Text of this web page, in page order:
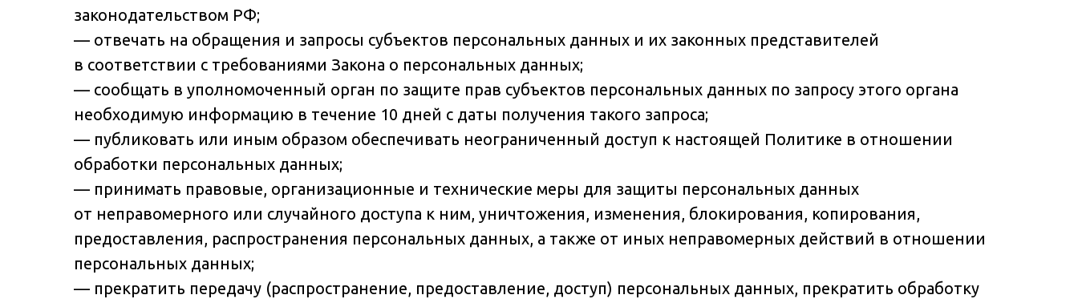
законодательством РФ;
— отвечать на обращения и запросы субъектов персональных данных и их законных представителей
в соответствии с требованиями Закона о персональных данных;
— сообщать в уполномоченный орган по защите прав субъектов персональных данных по запросу этого органа
необходимую информацию в течение 10 дней с даты получения такого запроса;
— публиковать или иным образом обеспечивать неограниченный доступ к настоящей Политике в отношении
обработки персональных данных;
— принимать правовые, организационные и технические меры для защиты персональных данных
от неправомерного или случайного доступа к ним, уничтожения, изменения, блокирования, копирования,
предоставления, распространения персональных данных, а также от иных неправомерных действий в отношении
персональных данных;
— прекратить передачу (распространение, предоставление, доступ) персональных данных, прекратить обработку